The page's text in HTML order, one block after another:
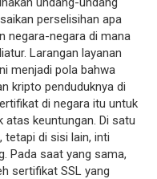
perselisihan apa
negara-negara di mana
Larangan layanan
menjadi pola bahwa
kripto penduduknya di
di negara itu untuk
keuntungan. Di satu
tetapi di sisi lain, inti
Pada saat yang sama,
sertifikat SSL yang